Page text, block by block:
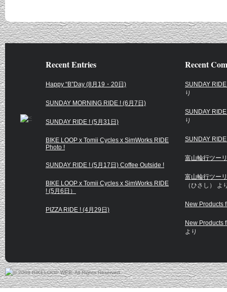
Recent Entries
Happy “B”Day (8月19・20日)
SUNDAY MORNING RIDE ! (6月7日)
SUNDAY RIDE ! (5月31日)
BIKE LOOP x Tomii Cycles x SimWorks RIDE
Photo !
SUNDAY RIDE ! (5月17日) Coffee Outside !
BIKE LOOP x Tomii Cycles x SimWorks RIDE
! (5月6日）
PIZZA RIDE ! (4月29日)
Recent
SUNDAY
り
SUNDAY
り
SUNDAY
富山輪行ツー
富山輪行ツー
（ひさし）
よ
New Products
New Products
より
Authorized Dealer
All-City
BROMPTON
CANNONDALE
MONGOOSE
OAKLEY
Maker
CHRIS KING
RETROTEC
SyCip Bikes